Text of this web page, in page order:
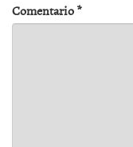
Comentario*